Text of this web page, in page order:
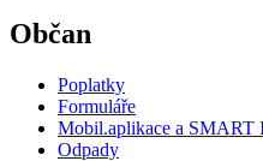
Občan
Poplatky
Formuláře
Mobil.aplikace a SMART
Odpady